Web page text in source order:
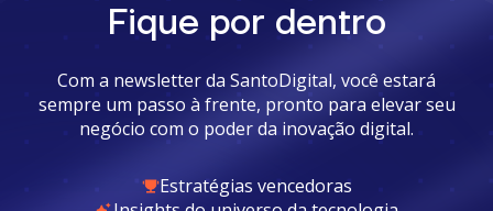
Fique por dentro
Com a newsletter da SantoDigital, você estará
sempre um passo à frente, pronto para elevar seu
negócio com o poder da inovação digital.
Estratégias vencedoras